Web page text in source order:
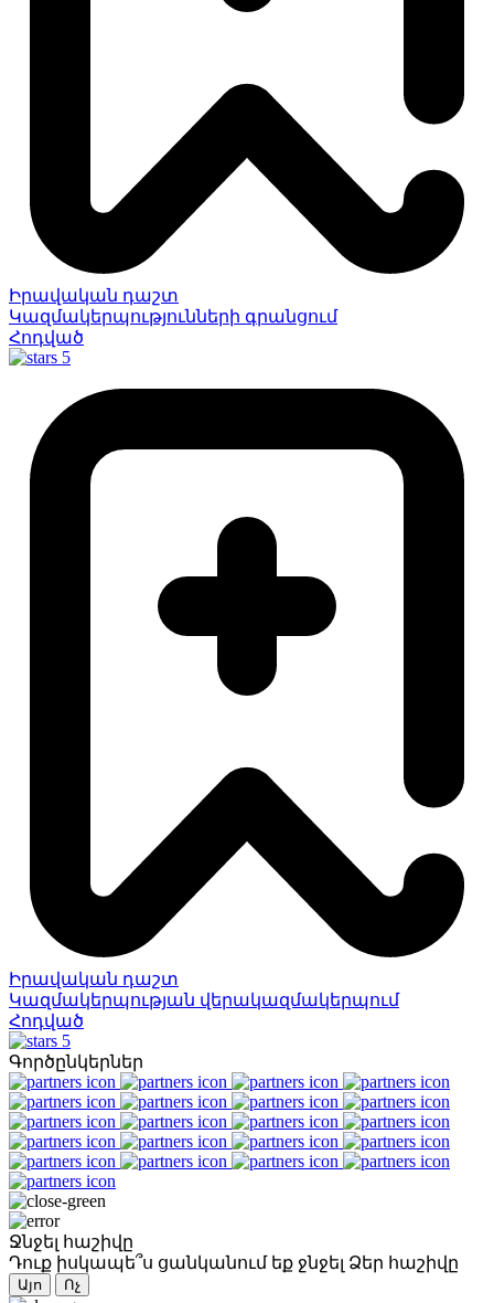
Իրավական դաշտ
Կազմակերպությունների գրանցում
Հոդված
5
Իրավական դաշտ
Կազմակերպության վերակազմակերպում
Հոդված
5
Գործընկերներ
Ջնջել հաշիվը
Դուք իսկապե՞ս ցանկանում եք ջնջել Ձեր հաշիվը
Այո Ոչ